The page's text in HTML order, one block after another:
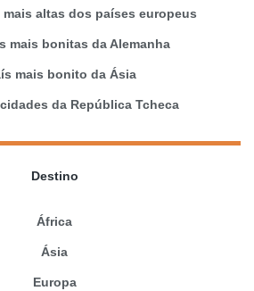
altas dos países europeus
mais bonitas da Alemanha
mais bonito da Ásia
da República Tcheca
Destino
África
Ásia
Europa